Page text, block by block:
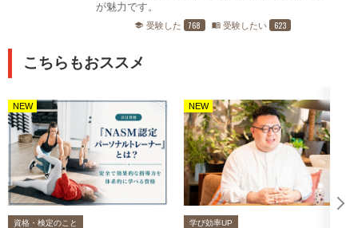
が魅力です。
school 受験した 768 menu_book 受験したい 623
こちらもおススメ
NEW
資格・検定のこと
NEW
学び効率UP